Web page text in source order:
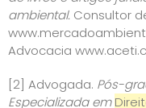
ambiental. Consultor
Advocacia
[2] Advogada. Pós-
Especializada em